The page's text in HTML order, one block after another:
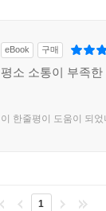
eBook 구매
평소 소통이 부족
이 한줄평이 도움이 되었
1